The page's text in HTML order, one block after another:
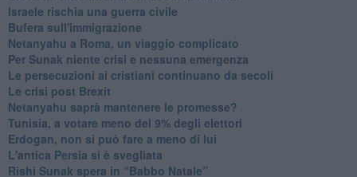
Israele rischia una guerra civile
Bufera sull'immigrazione
Netanyahu a Roma, un viaggio complicato
Per Sunak niente crisi e nessuna emergenza
Le persecuzioni ai cristiani continuano da secoli
Le crisi post Brexit
Netanyahu saprà mantenere le promesse?
Tunisia, a votare meno del 9% degli elettori
Erdogan, non si può fare a meno di lui
L'antica Persia si è svegliata
Rishi Sunak spera in “Babbo Natale”